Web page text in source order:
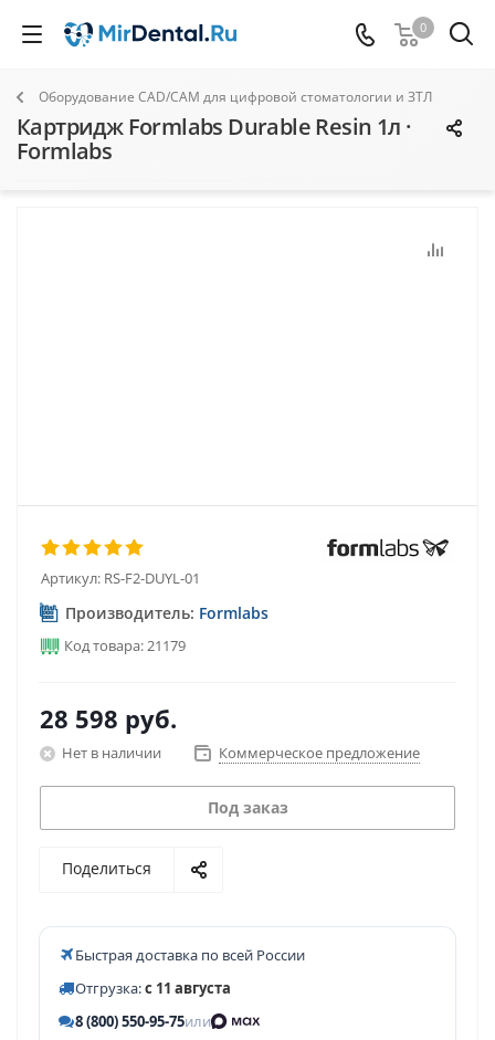
0
Оборудование CAD/CAM для цифровой стоматологии и ЗТЛ
Картридж Formlabs Durable Resin 1л ·
Formlabs
Артикул: RS-F2-DUYL-01
Производитель: Formlabs
Код товара: 21179
28 598 руб.
Нет в наличии Коммерческое предложение
Под заказ
Поделиться
Быстрая доставка по всей России
Отгрузка:с 11 августа
8 (800) 550-95-75или